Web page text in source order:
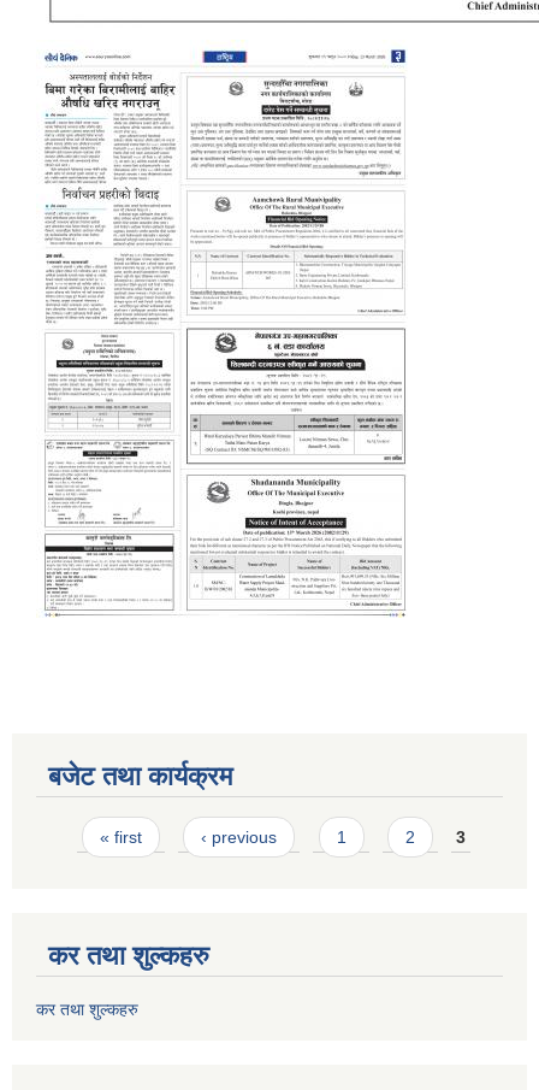
बजेट तथा कार्यक्रम
Pages
« first ‹ previous 1 2 3
कर तथा शुल्कहरु
कर तथा शुल्कहरु